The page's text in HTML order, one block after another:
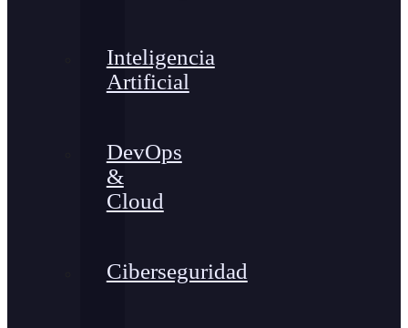
Inteligencia
Artificial
DevOps
&
Cloud
Ciberseguridad